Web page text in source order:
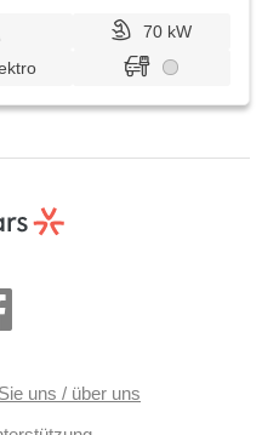
70 kW
uns / über uns